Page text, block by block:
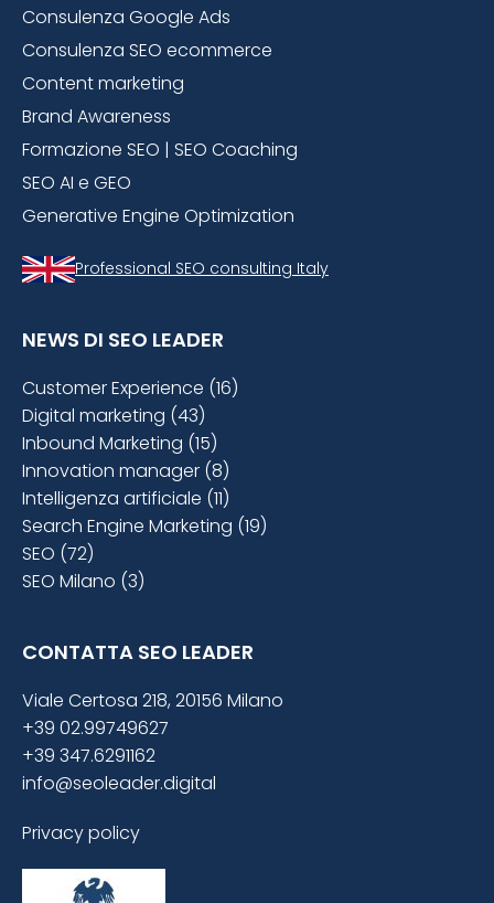
Consulenza Google Ads
Consulenza SEO ecommerce
Content marketing
Brand Awareness
Formazione SEO | SEO Coaching
SEO AI e GEO
Generative Engine Optimization
Professional SEO consulting Italy
NEWS DI SEO LEADER
Customer Experience (16)
Digital marketing (43)
Inbound Marketing (15)
Innovation manager (8)
Intelligenza artificiale (11)
Search Engine Marketing (19)
SEO (72)
SEO Milano (3)
CONTATTA SEO LEADER
Viale Certosa 218, 20156 Milano
+39 02.99749627
+39 347.6291162
info@seoleader.digital
Privacy policy